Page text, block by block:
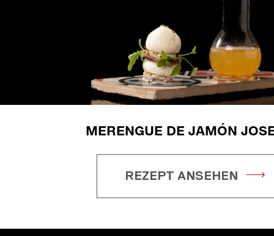
MERENGUE DE JAMÓN
REZEPT ANSEHEN